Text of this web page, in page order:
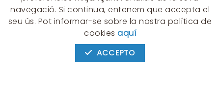
CONTACTE
Albert Einstein, 54 - 60 - Nave 3
08940 Cornellà de Llobregat
(BARCELONA)
navegació. Si continua, entenem que accepta el
seu ús. Pot informar-se sobre la nostra política de
cookies aquí
ACCEPTO